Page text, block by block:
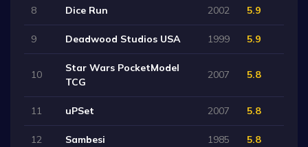
8 Dice Run 2002 5.9
9 Deadwood Studios USA 1999 5.9
10
Star Wars PocketModel
TCG
2007 5.8
11 uPSet 2007 5.8
12 Sambesi 1985 5.8